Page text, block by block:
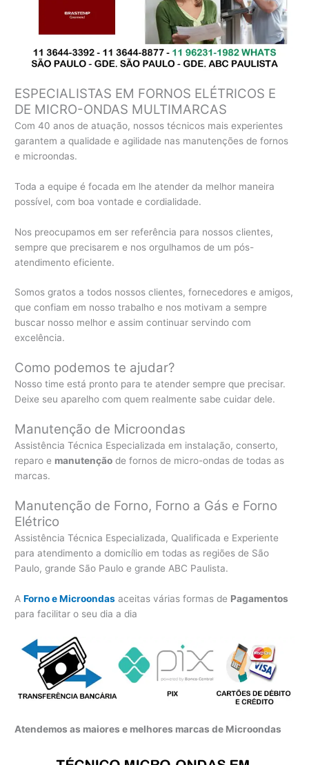
ESPECIALISTAS EM FORNOS ELÉTRICOS E
DE MICRO-ONDAS MULTIMARCAS
Com 40 anos de atuação, nossos técnicos mais experientes
garantem a qualidade e agilidade nas manutenções de fornos
e microondas.
Toda a equipe é focada em lhe atender da melhor maneira
possível, com boa vontade e cordialidade.
Nos preocupamos em ser referência para nossos clientes,
sempre que precisarem e nos orgulhamos de um pós-
atendimento eficiente.
Somos gratos a todos nossos clientes, fornecedores e amigos,
que confiam em nosso trabalho e nos motivam a sempre
buscar nosso melhor e assim continuar servindo com
excelência.
Como podemos te ajudar?
Nosso time está pronto para te atender sempre que precisar.
Deixe seu aparelho com quem realmente sabe cuidar dele.
Manutenção de Microondas
Assistência Técnica Especializada em instalação, conserto,
reparo e manutenção de fornos de micro-ondas de todas as
marcas.
Manutenção de Forno, Forno a Gás e Forno
Elétrico
Assistência Técnica Especializada, Qualificada e Experiente
para atendimento a domicílio em todas as regiões de São
Paulo, grande São Paulo e grande ABC Paulista.
AForno e Microondas aceitas várias formas de Pagamentos
para facilitar o seu dia a dia
Atendemos as maiores e melhores marcas de Microondas